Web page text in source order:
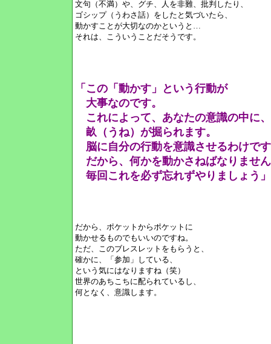
文句（不満）や、グチ、人を非難、批判したり、
ゴシップ（うわさ話）をしたと気づいたら、
動かすことが大切なのかというと…
それは、こういうことだそうです。
「この「動かす」という行動が
大事なのです。
これによって、あなたの意識の中に、
畝（うね）が掘られます。
脳に自分の行動を意識させるわけで
だから、何かを動かさねばなりませ
毎回これを必ず忘れずやりましょう」
だから、ポケットからポケットに
動かせるものでもいいのですね。
ただ、このブレスレットをもらうと、
確かに、「参加」している、
という気にはなりますね（笑）
世界のあちこちに配られているし、
何となく、意識します。